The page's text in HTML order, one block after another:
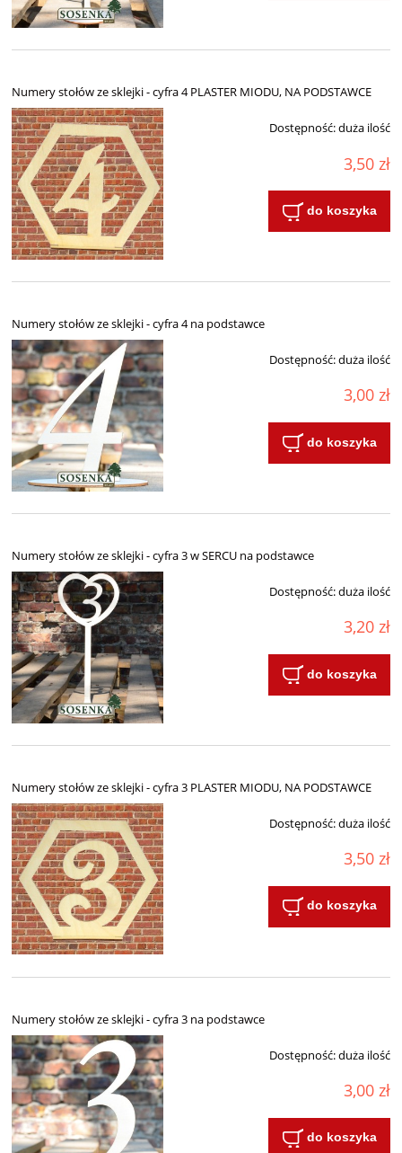
Numery stołów ze sklejki - cyfra 4 PLASTER MIODU, NA PODSTAWCE
Dostępność:duża ilość
3,50 zł
do koszyka
Numery stołów ze sklejki - cyfra 4 na podstawce
Dostępność:duża ilość
3,00 zł
do koszyka
Numery stołów ze sklejki - cyfra 3 w SERCU na podstawce
Dostępność:duża ilość
3,20 zł
do koszyka
Numery stołów ze sklejki - cyfra 3 PLASTER MIODU, NA PODSTAWCE
Dostępność:duża ilość
3,50 zł
do koszyka
Numery stołów ze sklejki - cyfra 3 na podstawce
Dostępność:duża ilość
3,00 zł
do koszyka